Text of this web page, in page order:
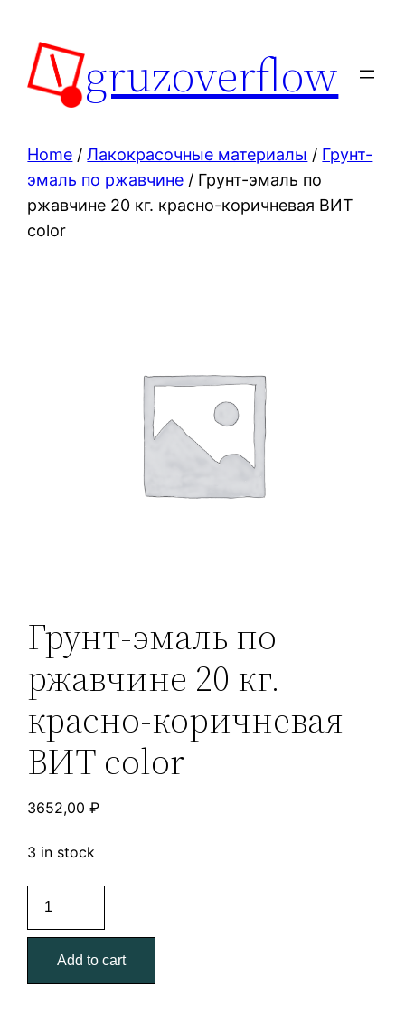
content
gruzoverflow
Home /Лакокрасочные материалы / Грунт-
эмаль по ржавчине / Грунт-эмаль по
ржавчине 20 кг. красно-коричневая ВИТ
color
Грунт-эмаль по
ржавчине 20 кг.
красно-коричневая
ВИТ color
3652,00₽
3 in stock
эмаль
по
ржавчине
20
Add to cart